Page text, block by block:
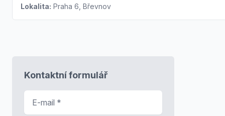
Lokalita: Praha 6, Břevnov
Kontaktní formulář